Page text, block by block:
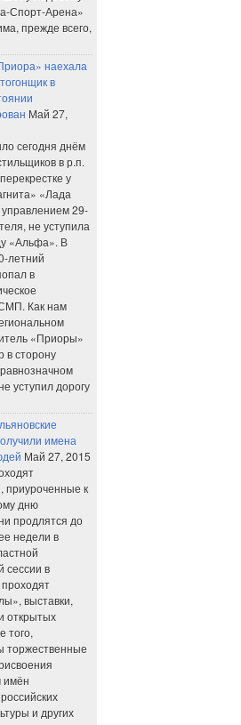
Спорт-Арена»
прежде всего,
наехала
в
Май 27,
сегодня днём
в р.п.
у
«Лада
29-
не уступила
«Альфа». В
летний
в
Как нам
«Приоры»
в сторону
уступил дорогу
имена
Май 27, 2015
приуроченные к
дню
продлятся до
недели в
сессии в
выставки,
открытых
того,
торжественные
имён
и других